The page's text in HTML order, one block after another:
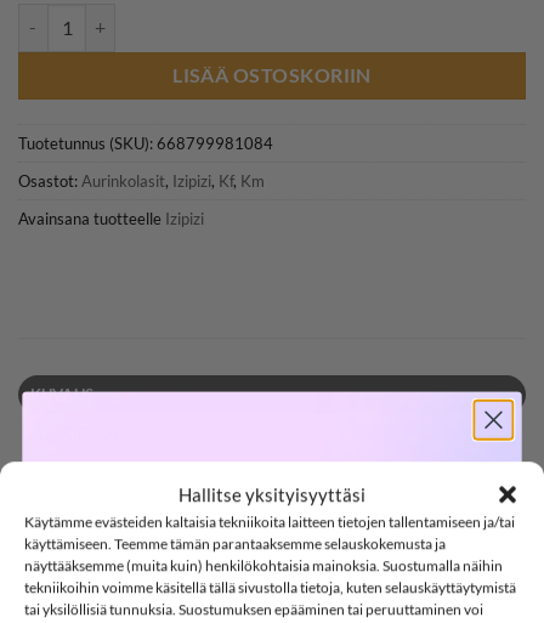
Hallitse yksityisyyttäsi
Käytämme evästeiden kaltaisia tekniikoita laitteen tietojen tallentamiseen ja/tai
käyttämiseen. Teemme tämän parantaaksemme selauskokemusta ja
näyttääksemme (muita kuin) henkilökohtaisia mainoksia. Suostumalla näihin
tekniikoihin voimme käsitellä tällä sivustolla tietoja, kuten selauskäyttäytymistä
tai yksilöllisiä tunnuksia. Suostumuksen epääminen tai peruuttaminen voi
LISÄÄ OSTOSKORIIN
Tuotetunnus (SKU):668799981084
Osastot:Aurinkolasit, Izipizi, Kf, Km
Avainsana tuotteelle Izipizi
KUVAUS
IZIPIZI JUNIOR #d aurinkolasit, Navy Blue
IZIPIZIN aurinkolasit 7-11 vuotiaille lapsille (päänympärys
noin 52-55cm). Aurinkolasit suojaavat silmiä kaikissa
SOFTSHELL
-15%